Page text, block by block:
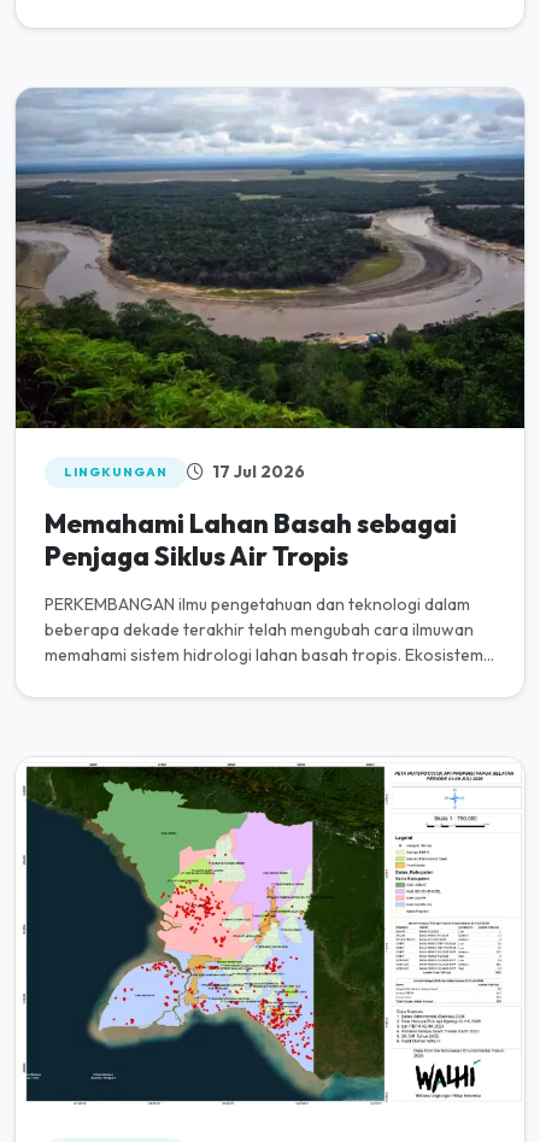
LINGKUNGAN 17 Jul 2026
Memahami Lahan Basah sebagai
Penjaga Siklus Air Tropis
PERKEMBANGAN ilmu pengetahuan dan teknologi dalam
beberapa dekade terakhir telah mengubah cara ilmuwan
memahami sistem hidrologi lahan basah tropis. Ekosistem